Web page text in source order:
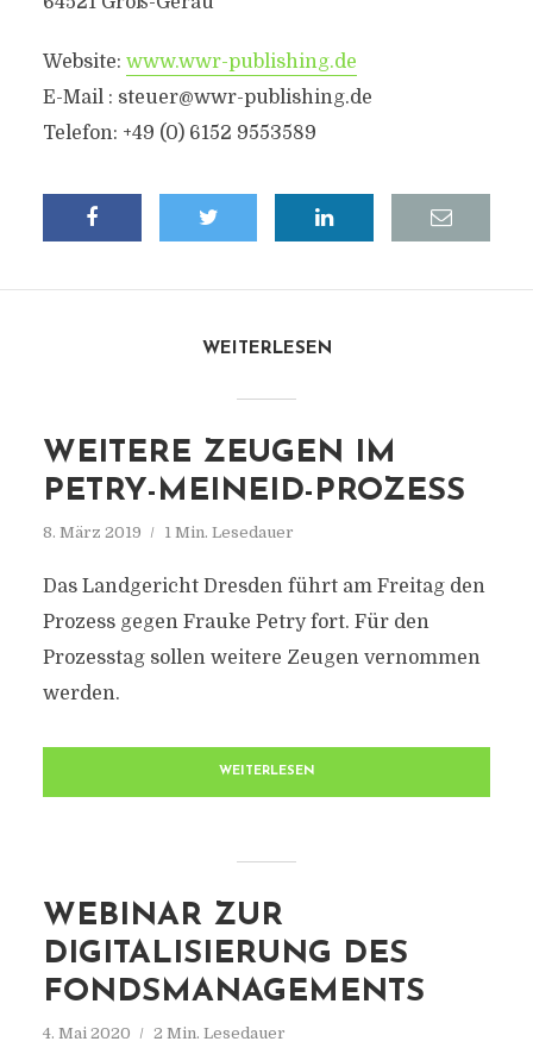
Website: www.wwr-publishing.de
E-Mail : steuer@wwr-publishing.de
Telefon: +49 (0) 6152 9553589
WEITERLESEN
WEITERE ZEUGEN IM
PETRY-MEINEID-PROZESS
8. März 2019 1 Min. Lesedauer
Das Landgericht Dresden führt am Freitag den
Prozess gegen Frauke Petry fort. Für den
Prozesstag sollen weitere Zeugen vernommen
werden.
WEITERLESEN
WEBINAR ZUR
DIGITALISIERUNG DES
FONDSMANAGEMENTS
4. Mai 2020 2 Min. Lesedauer